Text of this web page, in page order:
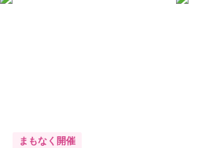
まもなく開催